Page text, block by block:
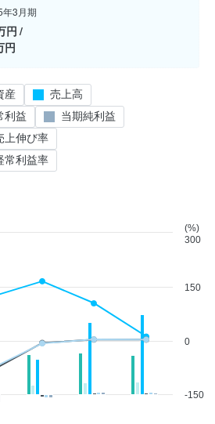
3月期
円
円
-150
0
150
(%)
300
産
売上高
利益
当期純利益
上伸び率
常利益率